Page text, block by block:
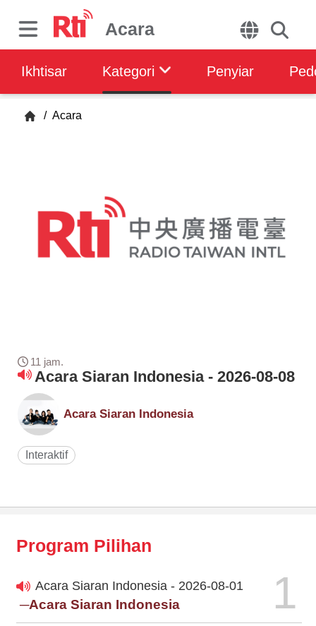
Acara
Ikhtisar Kategori Penyiar
/ Acara
11 jam.
Acara Siaran Indonesia - 2026-08-08
Acara Siaran Indonesia
Interaktif
Program Pilihan
Acara Siaran Indonesia - 2026-08-01
─Acara Siaran Indonesia 1